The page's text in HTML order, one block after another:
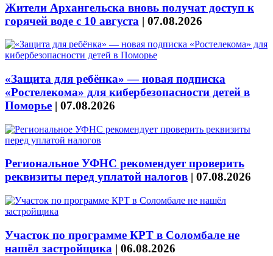
Жители Архангельска вновь получат доступ к
горячей воде с 10 августа | 07.08.2026
«Защита для ребёнка» — новая подписка
«Ростелекома» для кибербезопасности детей в
Поморье | 07.08.2026
Региональное УФНС рекомендует проверить
реквизиты перед уплатой налогов | 07.08.2026
Участок по программе КРТ в Соломбале не
нашёл застройщика | 06.08.2026